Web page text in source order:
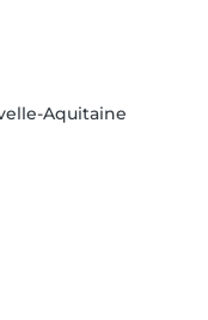
Aquitaine